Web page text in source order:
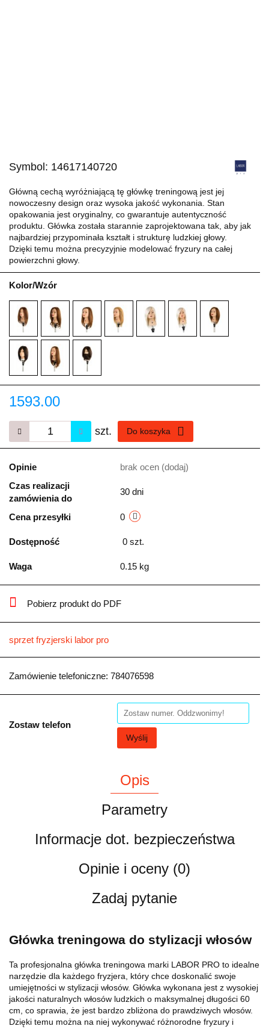
Symbol: 14617140720
Główną cechą wyróżniającą tę główkę treningową jest jej
nowoczesny design oraz wysoka jakość wykonania. Stan
opakowania jest oryginalny, co gwarantuje autentyczność
produktu. Główka została starannie zaprojektowana tak, aby jak
najbardziej przypominała kształt i strukturę ludzkiej głowy.
Dzięki temu można precyzyjnie modelować fryzury na całej
powierzchni głowy.
Kolor/Wzór
1593.00
szt. Do koszyka
Opinie brak ocen (dodaj)
Czas realizacji
zamówienia do
30 dni
Cena przesyłki 0
Dostępność 0 szt.
Waga 0.15 kg
Pobierz produkt do PDF
sprzet fryzjerski labor pro
Zamówienie telefoniczne: 784076598
Zostaw telefon
Wyślij
Opis
Parametry
Informacje dot. bezpieczeństwa
Opinie i oceny (0)
Zadaj pytanie
Główka treningowa do stylizacji włosów
Ta profesjonalna główka treningowa marki LABOR PRO to idealne
narzędzie dla każdego fryzjera, który chce doskonalić swoje
umiejętności w stylizacji włosów. Główka wykonana jest z wysokiej
jakości naturalnych włosów ludzkich o maksymalnej długości 60
cm, co sprawia, że jest bardzo zbliżona do prawdziwych włosów.
Dzięki temu można na niej wykonywać różnorodne fryzury i